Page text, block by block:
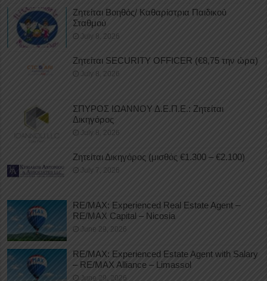
Ζητείται Βοηθός/ Καθαρίστρια Παιδικού
Σταθμού
July 8, 2026
Ζητείται SECURITY OFFICER (€8,75 την ώρα)
July 8, 2026
ΣΠΥΡΟΣ ΙΩΑΝΝΟΥ Δ.Ε.Π.Ε.: Ζητείται
Δικηγόρος
July 8, 2026
Ζητείται Δικηγόρος (μισθός €1.300 – €2.100)
July 7, 2026
RE/MAX: Experienced Real Estate Agent –
RE/MAX Capital – Nicosia
June 29, 2026
RE/MAX: Experienced Estate Agent with Salary
– RE/MAX Alliance – Limassol
June 29, 2026